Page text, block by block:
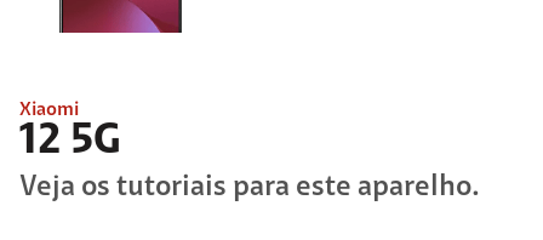
Xiaomi
12 5G
Veja os tutoriais para este aparelho.